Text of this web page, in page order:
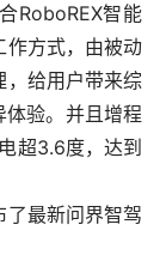
RoboREX智能
作方式，由被动
，给用户带来综
验。并且增程
超3.6度，达到
最新问界智驾